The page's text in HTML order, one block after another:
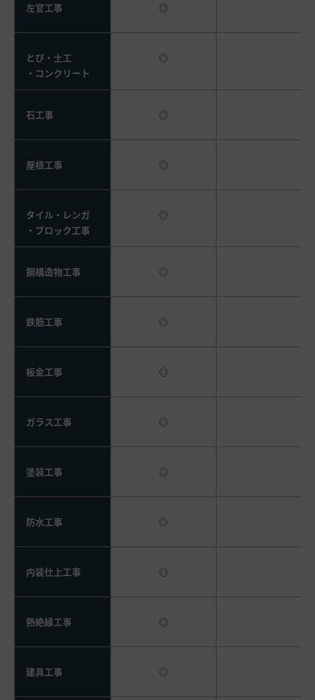
左官工事 ◎
とび・土工
・コンクリート
◎
石工事 ◎
屋根工事 ◎
タイル・レンガ
・ブロック工事
◎
鋼構造物工事 ◎
鉄筋工事 ◎
板金工事 ◎
ガラス工事 ◎
塗装工事 ◎
防水工事 ◎
内装仕上工事 ◎
熱絶縁工事 ◎
建具工事 ◎